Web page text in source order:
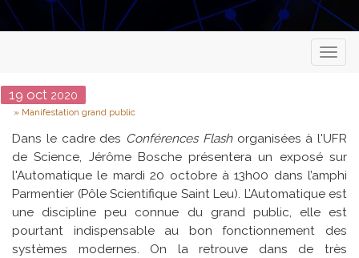
Date
19 oct 2020
Type
Manifestation grand public
Dans le cadre des Conférences Flashorganisées à l'UFR
de Science, Jérôme Bosche présentera un exposé sur
l'Automatique le mardi 20 octobre à 13h00 dans l’amphi
Parmentier (Pôle Scientifique Saint Leu). L’Automatique est
une discipline peu connue du grand public, elle est
pourtant indispensable au bon fonctionnement des
systèmes modernes. On la retrouve dans de très